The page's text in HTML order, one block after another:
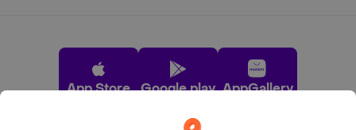
App Store Google play AppGallery